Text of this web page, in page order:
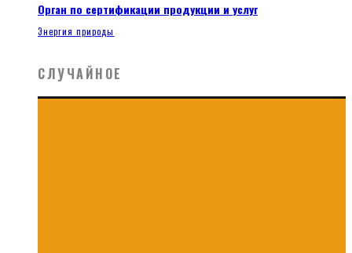
Орган по сертификации продукции и услуг
Энергия природы
СЛУЧАЙНОЕ